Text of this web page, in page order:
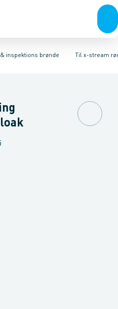
Linjeafvanding Tanke,
& inspektions brønde
Opføringsrør & tilbehørTil x-stream
Til x-stream rør